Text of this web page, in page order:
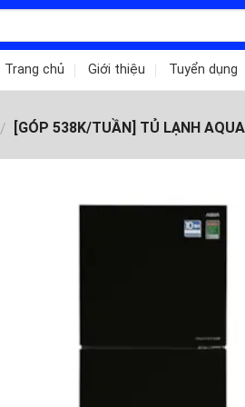
Trang chủ Giới thiệu Tuyển dụng
/ [GÓP 538K/TUẦN] TỦ LẠNH